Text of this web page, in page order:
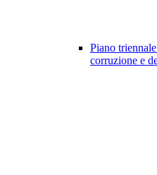
Piano
corruzione e